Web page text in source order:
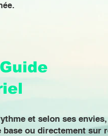
et selon ses
ou directement sur